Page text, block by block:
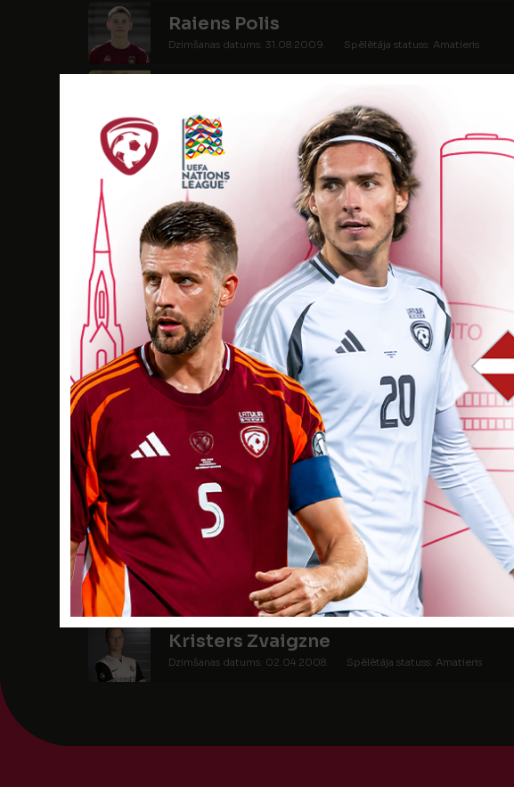
Raiens Polis
Dzimšanas datums: 31.08.2009. Spēlētāja statuss: Amatieris
Dzimšanas datums: 11.06.2009. Spēlētāja statuss: Amatieris
Kristers Sedliņš
Dzimšanas datums: 30.03.2008. Spēlētāja statuss: Amatieris
Ritvars Sinka
Dzimšanas datums: 17.11.2008. Spēlētāja statuss: Amatieris
Marko Sļisarenko
Dzimšanas datums: 01.10.2009. Spēlētāja statuss: Amatieris
Ernests Šimpermanis
Dzimšanas datums: 03.03.2009. Spēlētāja statuss: Amatieris
Roberts Šliters
Dzimšanas datums: 18.03.2008. Spēlētāja statuss: Amatieris (FSS)
Ralfs Timbers
Dzimšanas datums: 25.04.2008. Spēlētāja statuss: Amatieris
Armands Zikmanis
Dzimšanas datums: 28.05.2008. Spēlētāja statuss: Amatieris
Kristers Zvaigzne
Dzimšanas datums: 02.04.2008. Spēlētāja statuss: Amatieris